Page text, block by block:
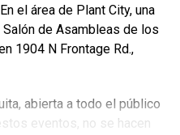
el área de Plant City, una
de Asambleas de los
1904 N Frontage Rd.,
abierta a todo el público
eventos, no se hacen